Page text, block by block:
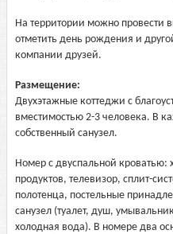
На территории можно провести
отметить день рождения и
компании друзей.
Размещение:
Двухэтажные коттеджи с
вместимостью 2-3 человека. В
собственный санузел.
Номер с двуспальной кроватью:
продуктов, телевизор, сплит-
полотенца, постельные
санузел (туалет, душ,
холодная вода). В номере два